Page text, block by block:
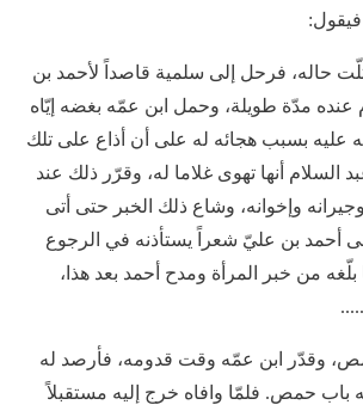
فيقول:
حاله، فرحل إلى سلمية قاصداً لأحمد بن
عنده مدّة طويلة، وحمل ابن عمّه بغضه إيّاه
عليه بسبب هجائه له على أن أذاع على تلك
السلام أنها تهوى غلاما له، وقرّر ذلك عند
وإخوانه، وشاع ذلك الخبر حتى أتى
أحمد بن عليّ شعراً يستأذنه في الرجوع
من خبر المرأة ومدح أحمد بعد هذا،
وقدّر ابن عمّه وقت قدومه، فأرصد له
باب حمص. فلمّا وافاه خرج إليه مستقبلاً